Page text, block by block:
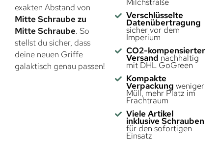
exakten Abstand von
Mitte Schraube zu
Mitte Schraube. So
stellst du sicher, dass
deine neuen Griffe
galaktisch genau passen!
Verschlüsselte
Datenübertragung
sicher vor dem
Imperium
CO2-kompensierter
Versand nachhaltig
mit DHL GoGreen
Kompakte
Verpackung weniger
Müll, mehr Platz im
Frachtraum
Viele Artikel
inklusive Schrauben
für den sofortigen
Einsatz